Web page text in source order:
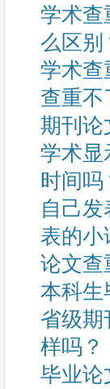
学术查
么区别
学术查
查重不
期刊论
学术显
时间吗
自己
表的小
论文查
本科生
省级期
样吗？
毕业论